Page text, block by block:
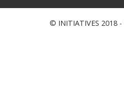
© INITIATIVES 2018